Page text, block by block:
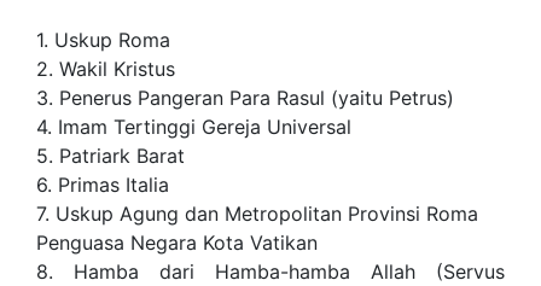
1. Uskup Roma
2. Wakil Kristus
3. Penerus Pangeran Para Rasul (yaitu Petrus)
4. Imam Tertinggi Gereja Universal
5. Patriark Barat
6. Primas Italia
7. Uskup Agung dan Metropolitan Provinsi Roma
Penguasa Negara Kota Vatikan
8. Hamba dari Hamba-hamba Allah (Servus